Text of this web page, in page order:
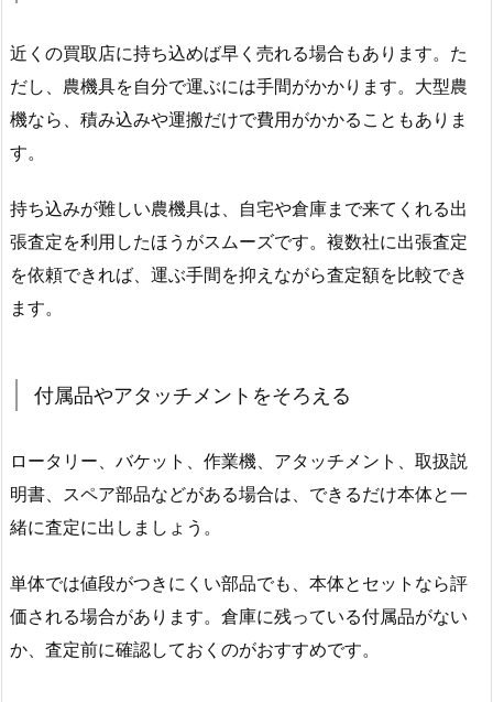
近くの買取店に持ち込めば早く売れる場合もあります。た
だし、農機具を自分で運ぶには手間がかかります。大型農
機なら、積み込みや運搬だけで費用がかかることもありま
す。
持ち込みが難しい農機具は、自宅や倉庫まで来てくれる出
張査定を利用したほうがスムーズです。複数社に出張査定
を依頼できれば、運ぶ手間を抑えながら査定額を比較でき
ます。
付属品やアタッチメントをそろえる
ロータリー、バケット、作業機、アタッチメント、取扱説
明書、スペア部品などがある場合は、できるだけ本体と一
緒に査定に出しましょう。
単体では値段がつきにくい部品でも、本体とセットなら評
価される場合があります。倉庫に残っている付属品がない
か、査定前に確認しておくのがおすすめです。